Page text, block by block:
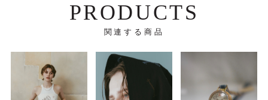
PRODUCTS
関連する商品